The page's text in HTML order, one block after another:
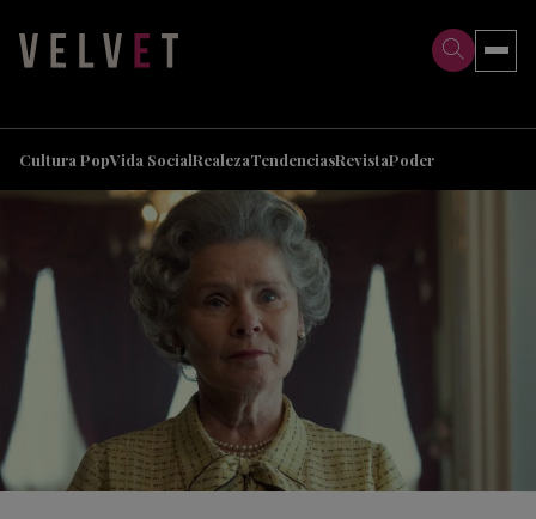
Cultura PopVida SocialRealezaTendenciasRevistaPoder